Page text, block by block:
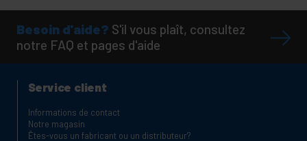
Besoin d'aide? S'il vous plaît, consultez
notre FAQ et pages d'aide
Service client
Informations de contact
Notre magasin
Êtes-vous un fabricant ou un distributeur?